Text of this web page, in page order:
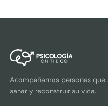
Acompañamos personas que
sanar y reconstruir su vida.